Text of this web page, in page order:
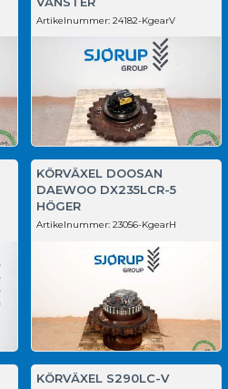
Artikelnummer: 24182-KgearV
KÖRVÄXEL DOOSAN
DAEWOO DX235LCR-5
HÖGER
Artikelnummer: 23056-KgearH
KÖRVÄXEL S290LC-V